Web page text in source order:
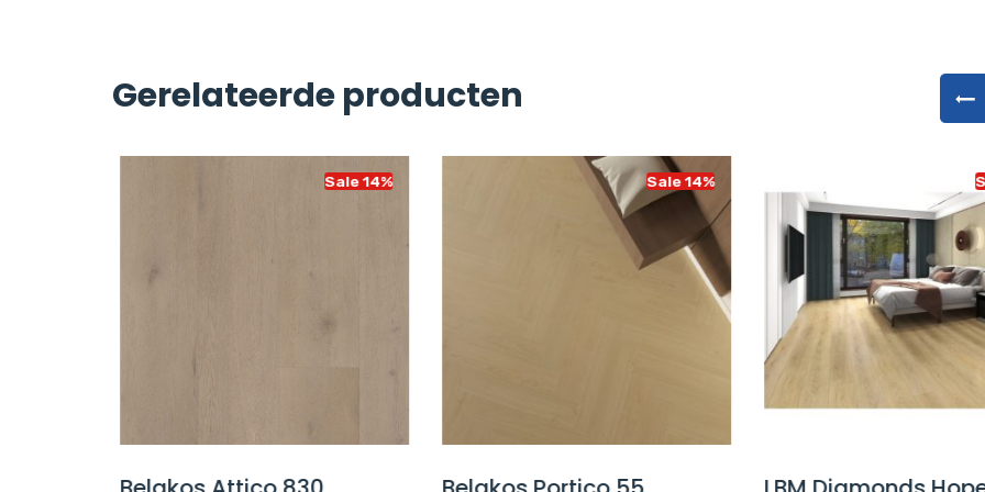
Gerelateerde producten
Sale 14% Sale 14%